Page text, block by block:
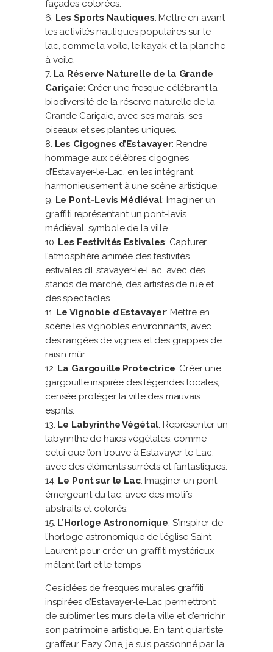
façades colorées.
Les Sports Nautiques: Mettre en avant
les activités nautiques populaires sur le
lac, comme la voile, le kayak et la planche
à voile.
La Réserve Naturelle de la Grande
Cariçaie: Créer une fresque célébrant la
biodiversité de la réserve naturelle de la
Grande Cariçaie, avec ses marais, ses
oiseaux et ses plantes uniques.
Les Cigognes d’Estavayer: Rendre
hommage aux célèbres cigognes
d’Estavayer-le-Lac, en les intégrant
harmonieusement à une scène artistique.
Le Pont-Levis Médiéval: Imaginer un
graffiti représentant un pont-levis
médiéval, symbole de la ville.
Les Festivités Estivales: Capturer
l’atmosphère animée des festivités
estivales d’Estavayer-le-Lac, avec des
stands de marché, des artistes de rue et
des spectacles.
Le Vignoble d’Estavayer: Mettre en
scène les vignobles environnants, avec
des rangées de vignes et des grappes de
raisin mûr.
La Gargouille Protectrice: Créer une
gargouille inspirée des légendes locales,
censée protéger la ville des mauvais
esprits.
Le Labyrinthe Végétal: Représenter un
labyrinthe de haies végétales, comme
celui que l’on trouve à Estavayer-le-Lac,
avec des éléments surréels et fantastiques.
Le Pont sur le Lac: Imaginer un pont
émergeant du lac, avec des motifs
abstraits et colorés.
L’Horloge Astronomique: S’inspirer de
l’horloge astronomique de l’église Saint-
Laurent pour créer un graffiti mystérieux
mêlant l’art et le temps.
Ces idées de fresques murales graffiti
inspirées d’Estavayer-le-Lac permettront
de sublimer les murs de la ville et d’enrichir
son patrimoine artistique. En tant qu’artiste
graffeur Eazy One, je suis passionné par la